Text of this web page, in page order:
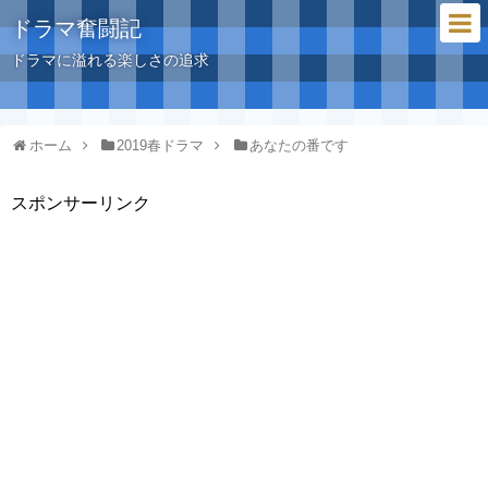
ドラマ奮闘記
ドラマに溢れる楽しさの追求
ホーム 2019春ドラマ あなたの番です
スポンサーリンク